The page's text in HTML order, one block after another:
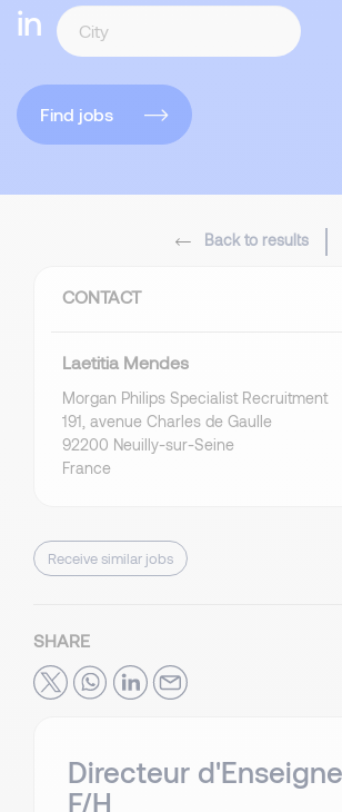
in
Find jobs
Back to results
CONTACT
Laetitia Mendes
Morgan Philips Specialist Recruitment
191, avenue Charles de Gaulle
92200 Neuilly-sur-Seine
France
Receive similar jobs
SHARE
Directeur
F/H